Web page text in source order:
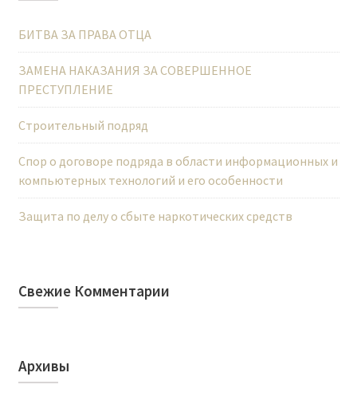
БИТВА ЗА ПРАВА ОТЦА
ЗАМЕНА НАКАЗАНИЯ ЗА СОВЕРШЕННОЕ
ПРЕСТУПЛЕНИЕ
Строительный подряд
Спор о договоре подряда в области информационных и
компьютерных технологий и его особенности
Защита по делу о сбыте наркотических средств
Свежие Комментарии
Архивы